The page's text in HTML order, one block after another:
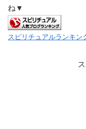
ね▼
スピリチュアルランキン